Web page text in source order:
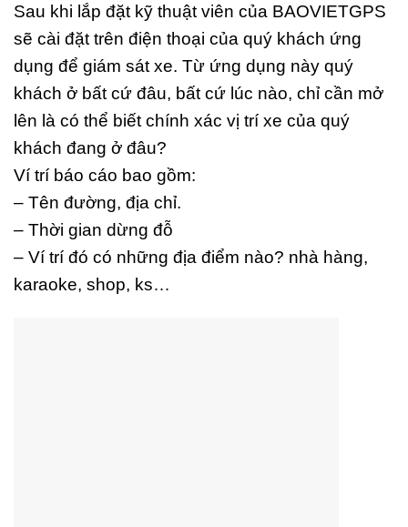
Sau khi lắp đặt kỹ thuật viên của BAOVIETGPS
sẽ cài đặt trên điện thoại của quý khách ứng
dụng để giám sát xe. Từ ứng dụng này quý
khách ở bất cứ đâu, bất cứ lúc nào, chỉ cần mở
lên là có thể biết chính xác vị trí xe của quý
khách đang ở đâu?
Ví trí báo cáo bao gồm:
– Tên đường, địa chỉ.
– Thời gian dừng đỗ
– Ví trí đó có những địa điểm nào? nhà hàng,
karaoke, shop, ks…